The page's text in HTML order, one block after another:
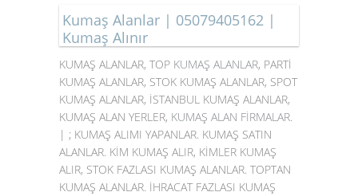
Kumaş Alanlar | 05079405162 |
Kumaş Alınır
KUMAŞ ALANLAR, TOP KUMAŞ ALANLAR, PARTİ
KUMAŞ ALANLAR, STOK KUMAŞ ALANLAR, SPOT
KUMAŞ ALANLAR, İSTANBUL KUMAŞ ALANLAR,
KUMAŞ ALAN YERLER, KUMAŞ ALAN FİRMALAR.
| ; KUMAŞ ALIMI YAPANLAR. KUMAŞ SATIN
ALANLAR. KİM KUMAŞ ALIR, KİMLER KUMAŞ
ALIR, STOK FAZLASI KUMAŞ ALANLAR. TOPTAN
KUMAŞ ALANLAR. İHRACAT FAZLASI KUMAŞ